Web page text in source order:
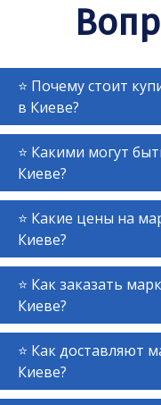
⭐ Почему стоит
в Киеве?
⭐ Какими могут
Киеве?
⭐ Какие цены на
Киеве?
⭐ Как заказать
Киеве?
⭐ Как доставляют
Киеве?